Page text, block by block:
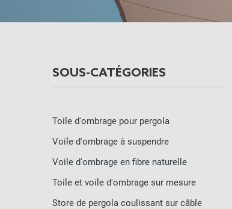
SOUS-CATÉGORIES
Toile d'ombrage pour pergola
Voile d'ombrage à suspendre
Voile d'ombrage en fibre naturelle
Toile et voile d'ombrage sur mesure
Store de pergola coulissant sur câble